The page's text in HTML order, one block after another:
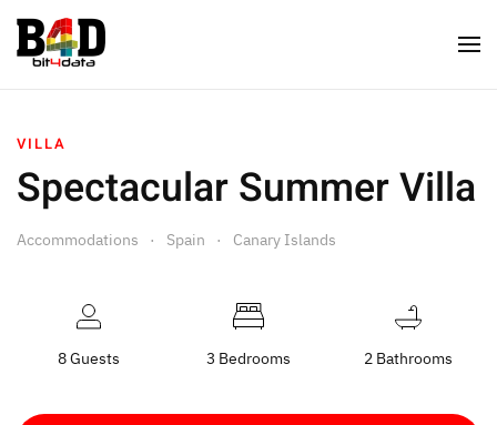
VILLA
Spectacular Summer Villa
Accommodations Spain Canary Islands
8 Guests 3 Bedrooms 2 Bathrooms